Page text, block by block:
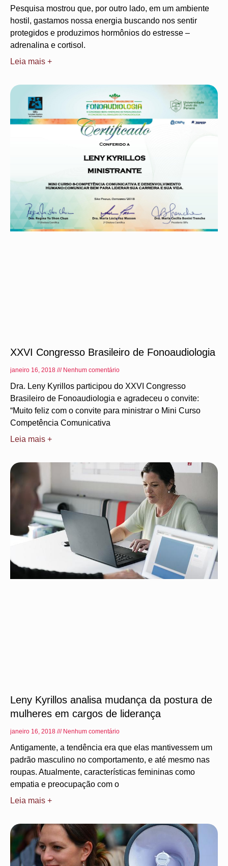
Pesquisa mostrou que, por outro lado, em um ambiente
hostil, gastamos nossa energia buscando nos sentir
protegidos e produzimos hormônios do estresse –
adrenalina e cortisol.
Leia mais +
XXVI Congresso Brasileiro de Fonoaudiologia
janeiro 16, 2018 Nenhum comentário
Dra. Leny Kyrillos participou do XXVI Congresso
Brasileiro de Fonoaudiologia e agradeceu o convite:
“Muito feliz com o convite para ministrar o Mini Curso
Competência Comunicativa
Leia mais +
Leny Kyrillos analisa mudança da postura de
mulheres em cargos de liderança
janeiro 16, 2018 Nenhum comentário
Antigamente, a tendência era que elas mantivessem um
padrão masculino no comportamento, e até mesmo nas
roupas. Atualmente, características femininas como
empatia e preocupação com o
Leia mais +